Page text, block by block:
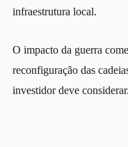
infraestrutura local.
O impacto da guerra
reconfiguração das
investidor deve considerar.